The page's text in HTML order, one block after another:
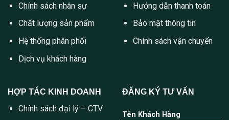
Chính sách nhân sự
Chất lượng sản phẩm
Hệ thống phân phối
Dịch vụ khách hàng
Hướng dẫn thanh toán
Bảo mật thông tin
Chính sách vận chuyển
HỢP TÁC KINH DOANH
Chính sách đại lý – CTV
ĐĂNG KÝ TƯ VẤN
Tên Khách Hàng